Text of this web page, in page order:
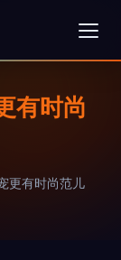
有时尚
更有时尚范儿